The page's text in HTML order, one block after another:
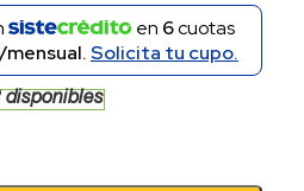
en 6cuotas
mensual.Solicita tu cupo.
disponibles